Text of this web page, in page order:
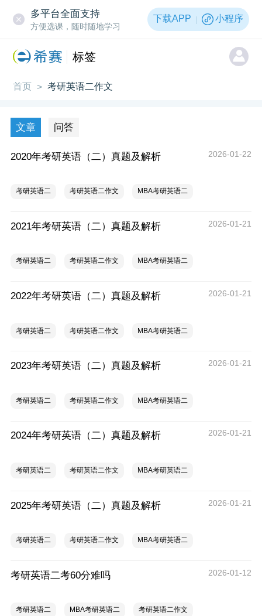
多平台全面支持
方便选课，随时随地学习
下载APP 小程序
标签
首页 > 考研英语二作文
文章 问答
2020年考研英语（二）真题及解析 2026-01-22
考研英语二 考研英语二作文 MBA考研英语二
2021年考研英语（二）真题及解析 2026-01-21
考研英语二 考研英语二作文 MBA考研英语二
2022年考研英语（二）真题及解析 2026-01-21
考研英语二 考研英语二作文 MBA考研英语二
2023年考研英语（二）真题及解析 2026-01-21
考研英语二 考研英语二作文 MBA考研英语二
2024年考研英语（二）真题及解析 2026-01-21
考研英语二 考研英语二作文 MBA考研英语二
2025年考研英语（二）真题及解析 2026-01-21
考研英语二 考研英语二作文 MBA考研英语二
考研英语二考60分难吗 2026-01-12
考研英语二 MBA考研英语二 考研英语二作文